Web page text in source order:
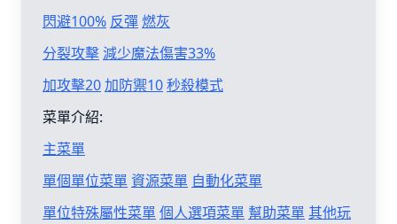
閃避100% 反彈燃灰
分裂攻擊減少魔法傷害33%
加攻擊20加防禦10秒殺模式
菜單介紹:
主菜單
單個單位菜單 資源菜單 自動化菜單
單位特殊屬性菜單個人選項菜單 幫助菜單其他玩